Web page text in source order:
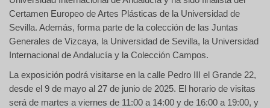
Certamen Europeo de Artes Plásticas de la Universidad de
Sevilla. Además, forma parte de la colección de las Juntas
Generales de Vizcaya, la Universidad de Sevilla, la Universidad
Internacional de Andalucía y la Colección Campos.
La exposición podrá visitarse en la calle Pedro III el Grande 22,
desde el 9 de mayo al 27 de junio de 2025. El horario de visitas
será de martes a viernes de 11:00 a 14:00 y de 16:00 a 19:00, y